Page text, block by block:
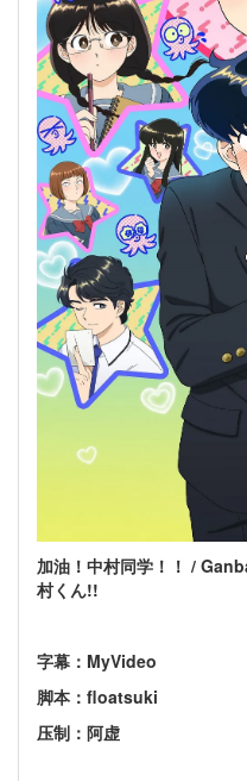
加油！中村同学！！ /
村くん!!
字幕：MyVideo
脚本：floatsuki
压制：阿虚